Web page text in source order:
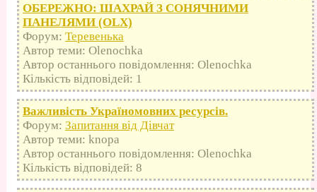
ОБЕРЕЖНО: ШАХРАЙ З СОНЯЧНИМИ
ПАНЕЛЯМИ (OLX)
Форум: Теревенька
Автор теми: Olenochka
Автор останнього повідомлення: Olenochka
Кількість відповідей: 1
Важливість Україномовних ресурсів.
Форум: Запитання від Дівчат
Автор теми: knopa
Автор останнього повідомлення: Olenochka
Кількість відповідей: 8